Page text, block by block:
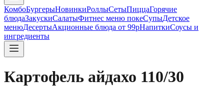
КомбоБургерыНовинкиРоллыСетыПиццаГорячие
блюдаЗакускиСалатыФитнес меню покеСупыДетское
менюДесертыАкционные блюда от 99рНапиткиСоусы и
ингредиенты
Картофель айдахо 110/30